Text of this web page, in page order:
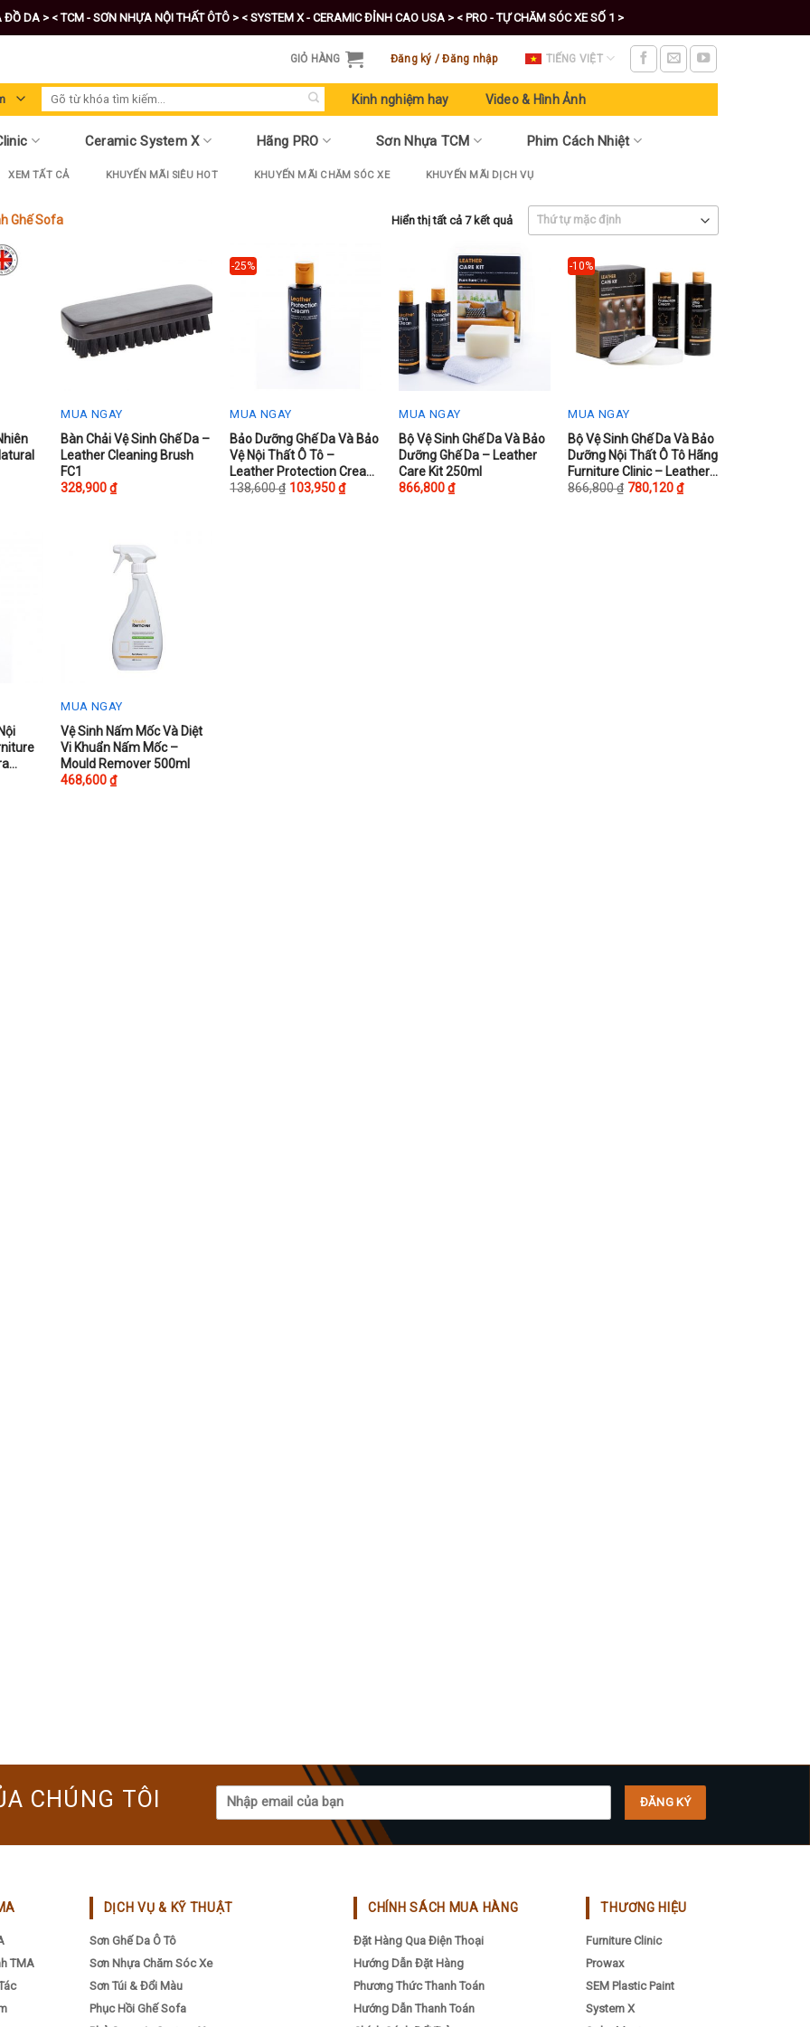
ĐỒ DA > < TCM - SƠN NHỰA NỘI THẤT ÔTÔ > < SYSTEM X - CERAMIC ĐỈNH CAO USA > < PRO - TỰ CHĂM SÓC XE SỐ 1 >
GIỎ HÀNG Đăng ký / Đăng nhập TIẾNG VIỆT
Tìm
kiếm:
Kinh nghiệm hay Video & Hình Ảnh
Ceramic System X Hãng PRO Sơn Nhựa TCM Phim Cách Nhiệt
XEM TẤT CẢ KHUYẾN MÃI SIÊU HOT KHUYẾN MÃI CHĂM SÓC XE KHUYẾN MÃI DỊCH VỤ
Ghế Sofa Hiển thị tất cả 7 kết quả
MUA NGAY
Bàn Chải Vệ Sinh Ghế Da –
Leather Cleaning Brush
FC1
328,900₫
-25%
MUA NGAY
This
product
has
Bảo Dưỡng Ghế Da Và Bảo
Vệ Nội Thất Ô Tô –
Leather Protection Cream
250ml
138,600₫ 103,950₫
MUA NGAY
This
product
has
Bộ Vệ Sinh Ghế Da Và Bảo
Dưỡng Ghế Da – Leather
Care Kit 250ml
866,800₫
-10%
MUA NGAY
This
product
has
Bộ Vệ Sinh Ghế Da Và Bảo
Dưỡng Nội Thất Ô Tô Hãng
Furniture Clinic – Leather
Care Kit 500ml
866,800₫ 780,120₫
MUA NGAY
Vệ Sinh Nấm Mốc Và Diệt
Vi Khuẩn Nấm Mốc –
Mould Remover 500ml
468,600₫
CHÚNG TÔI
TMA
DỊCH VỤ & KỸ THUẬT
Sơn Ghế Da Ô Tô
Sơn Nhựa Chăm Sóc Xe
Sơn Túi & Đổi Màu
Phục Hồi Ghế Sofa
CHÍNH SÁCH MUA HÀNG
Đặt Hàng Qua Điện Thoại
Hướng Dẫn Đặt Hàng
Phương Thức Thanh Toán
Hướng Dẫn Thanh Toán
THƯƠNG HIỆU
Furniture Clinic
Prowax
SEM Plastic Paint
System X